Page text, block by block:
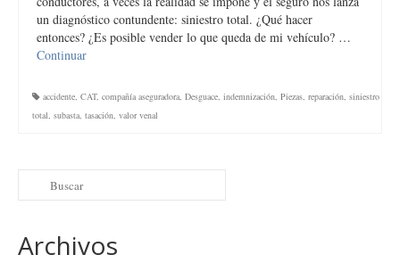
un diagnóstico contundente: siniestro total. ¿Qué hacer
entonces? ¿Es posible vender lo que queda de mi vehículo? …
Continuar
accidente, CAT, compañía aseguradora, Desguace, indemnización, Piezas, reparación, siniestro
total, subasta, tasación, valor venal
Archivos